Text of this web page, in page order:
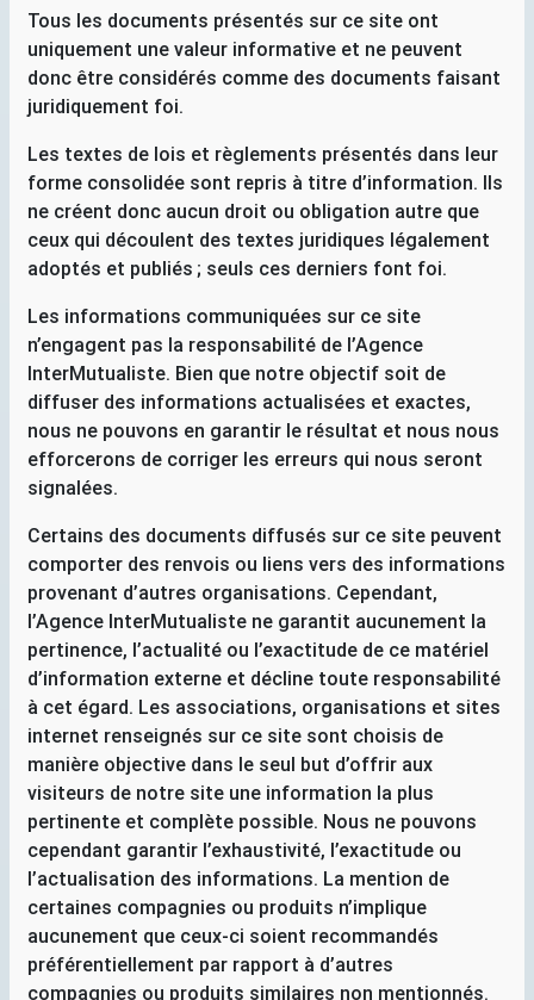
Tous les documents présentés sur ce site ont
uniquement une valeur informative et ne peuvent
donc être considérés comme des documents faisant
juridiquement foi.
Les textes de lois et règlements présentés dans leur
forme consolidée sont repris à titre d’information. Ils
ne créent donc aucun droit ou obligation autre que
ceux qui découlent des textes juridiques légalement
adoptés et publiés ; seuls ces derniers font foi.
Les informations communiquées sur ce site
n’engagent pas la responsabilité de l’Agence
InterMutualiste. Bien que notre objectif soit de
diffuser des informations actualisées et exactes,
nous ne pouvons en garantir le résultat et nous nous
efforcerons de corriger les erreurs qui nous seront
signalées.
Certains des documents diffusés sur ce site peuvent
comporter des renvois ou liens vers des informations
provenant d’autres organisations. Cependant,
l’Agence InterMutualiste ne garantit aucunement la
pertinence, l’actualité ou l’exactitude de ce matériel
d’information externe et décline toute responsabilité
à cet égard. Les associations, organisations et sites
internet renseignés sur ce site sont choisis de
manière objective dans le seul but d’offrir aux
visiteurs de notre site une information la plus
pertinente et complète possible. Nous ne pouvons
cependant garantir l’exhaustivité, l’exactitude ou
l’actualisation des informations. La mention de
certaines compagnies ou produits n’implique
aucunement que ceux-ci soient recommandés
préférentiellement par rapport à d’autres
compagnies ou produits similaires non mentionnés.